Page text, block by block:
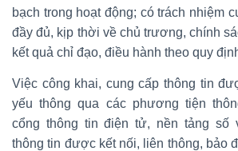
bạch trong hoạt động; có trách nhiệm
đầy đủ, kịp thời về chủ trương, chính
kết quả chỉ đạo, điều hành theo quy
Việc công khai, cung cấp thông tin
yếu thông qua các phương tiện
cổng thông tin điện tử, nền tảng số
thông tin được kết nối, liên thông, bảo